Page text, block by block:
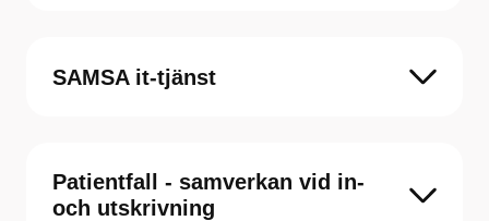
SAMSA it-tjänst
Patientfall - samverkan vid in-
och utskrivning